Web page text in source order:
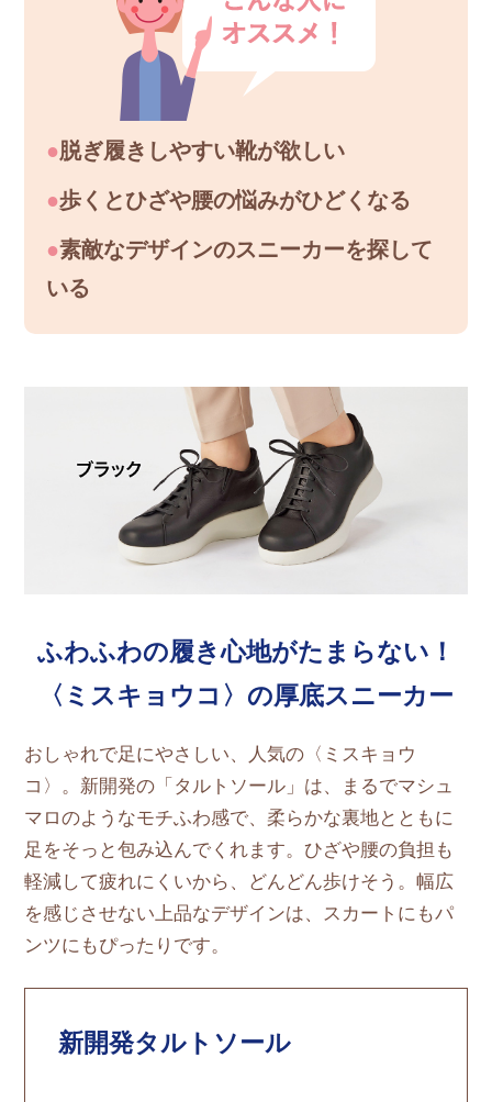
●脱ぎ履きしやすい靴が欲しい
●歩くとひざや腰の悩みがひどくなる
●素敵なデザインのスニーカーを探して
いる
ふわふわの履き心地がたまらない！
〈ミスキョウコ〉の厚底スニーカー
おしゃれで足にやさしい、人気の〈ミスキョウ
コ〉。新開発の「タルトソール」は、まるでマシュ
マロのようなモチふわ感で、柔らかな裏地とともに
足をそっと包み込んでくれます。ひざや腰の負担も
軽減して疲れにくいから、どんどん歩けそう。幅広
を感じさせない上品なデザインは、スカートにもパ
ンツにもぴったりです。
新開発タルトソール